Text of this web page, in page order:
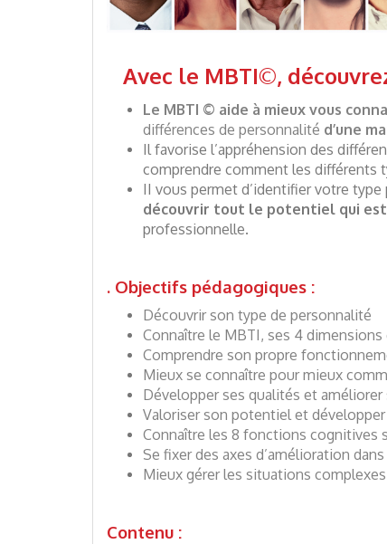
Avec le MBTI©,
Le MBTI © aide à mieux vous
différences de personnalité d’une
Il favorise l’appréhension des
comprendre comment les différents
II vous permet d’identifier votre
découvrir tout le potentiel qui est
professionnelle.
. Objectifs pédagogiques :
Découvrir son type de personnalité
Connaître le MBTI, ses 4
Comprendre son propre
Mieux se connaître pour mieux
Développer ses qualités et
Valoriser son potentiel et
Connaître les 8 fonctions cognitives
Se fixer des axes d’amélioration
Mieux gérer les situations
Contenu :